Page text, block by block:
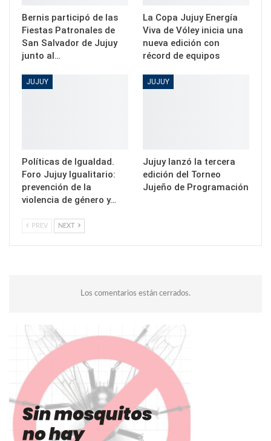
Bernis participó de las
Fiestas Patronales de
San Salvador de Jujuy
junto al…
La Copa Jujuy Energía
Viva de Vóley inicia una
nueva edición con
récord de equipos
JUJUY
Políticas de Igualdad.
Foro Jujuy Igualitario:
prevención de la
violencia de género y…
JUJUY
Jujuy lanzó la tercera
edición del Torneo
Jujeño de Programación
PREV NEXT
Los comentarios están cerrados.